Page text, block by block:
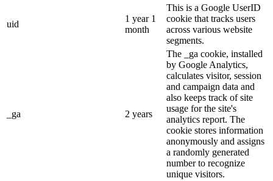
uid
1 year 1
month
This is a Google UserID
cookie that tracks users
across various website
segments.
_ga 2 years
The _ga cookie, installed
by Google Analytics,
calculates visitor, session
and campaign data and
also keeps track of site
usage for the site's
analytics report. The
cookie stores information
anonymously and assigns
a randomly generated
number to recognize
unique visitors.